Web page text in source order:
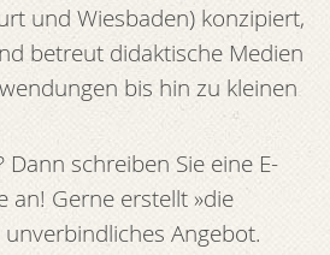
und Wiesbaden) konzipiert,
betreut didaktische Medien
bis hin zu kleinen
Dann schreiben Sie eine E-
an! Gerne erstellt »die
Angebot.